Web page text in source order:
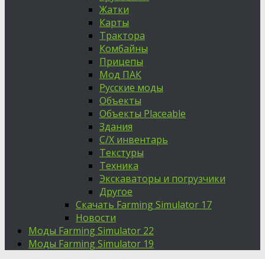
Жатки
Карты
Трактора
Комбайны
Прицепы
Мод ПАК
Русские моды
Объекты
Объекты Placeable
Здания
С/Х инвентарь
Текстуры
Техника
Экскаваторы и погрузчики
Другое
Скачать Farming Simulator 17
Новости
Моды Farming Simulator 22
Моды Farming Simulator 19